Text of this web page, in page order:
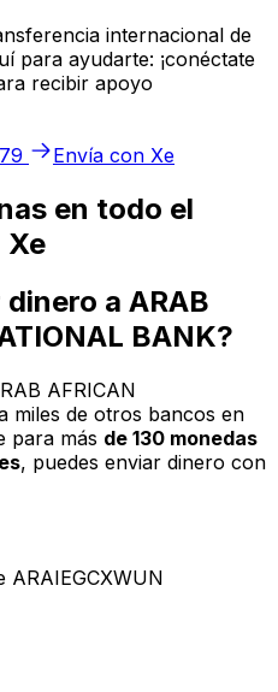
internacional de
para ayudarte: ¡conéctate
recibir apoyo
Envía con Xe
en todo el
Xe
a ARAB
BANK?
AFRICAN
miles de otros bancos en
para más de 130 monedas
, puedes enviar dinero con